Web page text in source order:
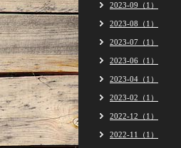
2023-09（1）
2023-08（1）
2023-07（1）
2023-06（1）
2023-04（1）
2023-02（1）
2022-12（1）
2022-11（1）